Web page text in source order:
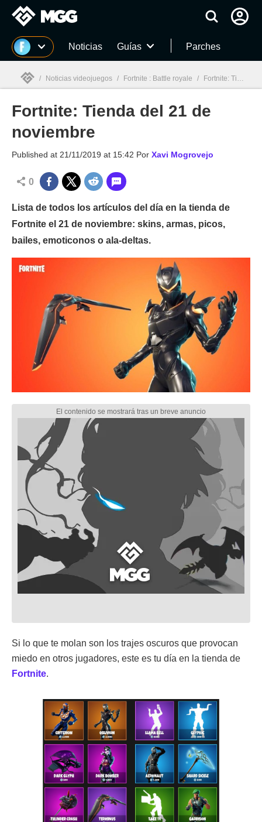
MGG Noticias Guías Parches
MGG
/ Noticias videojuegos / Fortnite : Battle royale / Fortnite: Tienda del 21 de noviembre
Fortnite: Tienda del 21 de
noviembre
Published at 21/11/2019 at 15:42 Por Xavi Mogrovejo
0
Lista de todos los artículos del día en la tienda de
Fortnite el 21 de noviembre: skins, armas, picos,
bailes, emoticonos o ala-deltas.
Si lo que te molan son los trajes oscuros que provocan
miedo en otros jugadores, este es tu día en la tienda de
Fortnite.